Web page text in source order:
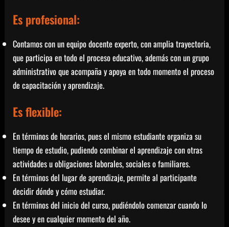
Es profesional:
Contamos con un equipo docente experto, con amplia trayectoria,
que participa en todo el proceso educativo, además con un grupo
administrativo que acompaña y apoya en todo momento el proceso
de capacitación y aprendizaje.
Es flexible:
En términos de horarios, pues el mismo estudiante organiza su
tiempo de estudio, pudiendo combinar el aprendizaje con otras
actividades u obligaciones laborales, sociales o familiares.
En términos del lugar de aprendizaje, permite al participante
decidir dónde y cómo estudiar.
En términos del inicio del curso, pudiéndolo comenzar cuando lo
desee y en cualquier momento del año.